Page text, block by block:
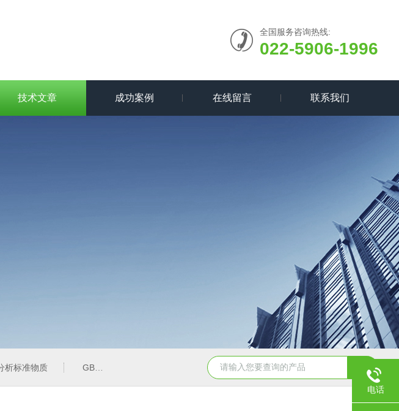
全国服务咨询热线:
022-5906-1996
技术文章 成功案例 在线留言 联系我们
析标准物质 GBW07342(GPt-10)铂族金属 GBW07341(GPt-9)铂族金属
电话